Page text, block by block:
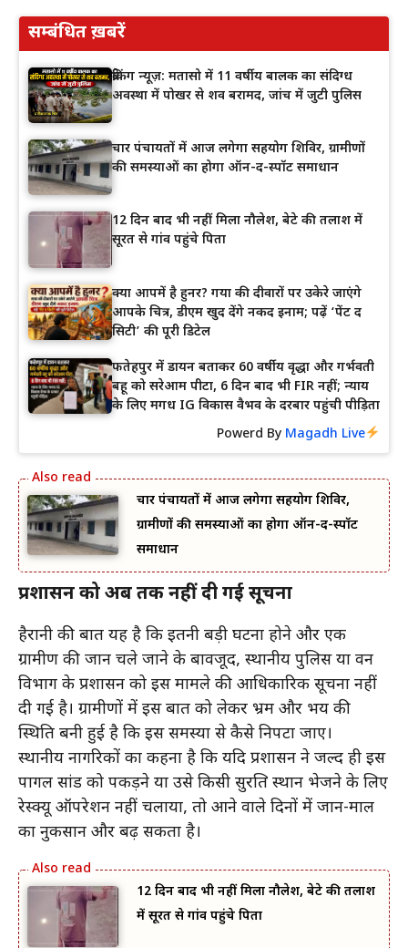
सम्बंधित ख़बरें
ब्रेकिंग न्यूज़: मतासो में 11 वर्षीय बालक का संदिग्ध
अवस्था में पोखर से शव बरामद, जांच में जुटी पुलिस
चार पंचायतों में आज लगेगा सहयोग शिविर, ग्रामीणों
की समस्याओं का होगा ऑन-द-स्पॉट समाधान
12 दिन बाद भी नहीं मिला नौलेश, बेटे की तलाश में
सूरत से गांव पहुंचे पिता
क्या आपमें है हुनर? गया की दीवारों पर उकेरे जाएंगे
आपके चित्र, डीएम खुद देंगे नकद इनाम; पढ़ें ‘पेंट द
सिटी’ की पूरी डिटेल
फतेहपुर में डायन बताकर 60 वर्षीय वृद्धा और गर्भवती
बहू को सरेआम पीटा, 6 दिन बाद भी FIR नहीं; न्याय
के लिए मगध IG विकास वैभव के दरबार पहुंची पीड़िता
Powerd By Magadh Live
चार पंचायतों में आज लगेगा सहयोग शिविर,
ग्रामीणों की समस्याओं का होगा ऑन-द-स्पॉट
समाधान
प्रशासन को अब तक नहीं दी गई सूचना
हैरानी की बात यह है कि इतनी बड़ी घटना होने और एक
ग्रामीण की जान चले जाने के बावजूद, स्थानीय पुलिस या वन
विभाग के प्रशासन को इस मामले की आधिकारिक सूचना नहीं
दी गई है। ग्रामीणों में इस बात को लेकर भ्रम और भय की
स्थिति बनी हुई है कि इस समस्या से कैसे निपटा जाए।
स्थानीय नागरिकों का कहना है कि यदि प्रशासन ने जल्द ही इस
पागल सांड को पकड़ने या उसे किसी सुरक्षित स्थान भेजने के लिए
रेस्क्यू ऑपरेशन नहीं चलाया, तो आने वाले दिनों में जान-माल
का नुकसान और बढ़ सकता है।
12 दिन बाद भी नहीं मिला नौलेश, बेटे की तलाश
में सूरत से गांव पहुंचे पिता